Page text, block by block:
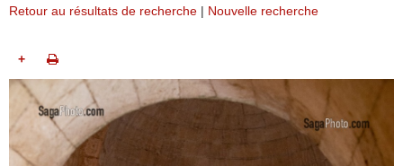
Retour au résultats de recherche | Nouvelle recherche
+